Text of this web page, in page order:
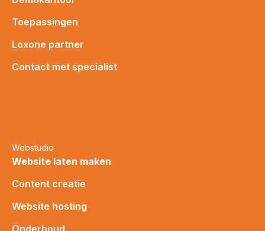
Toepassingen
Loxone partner
Contact met specialist
Webstudio
Website laten maken
Content creatie
Website hosting
Onderhoud